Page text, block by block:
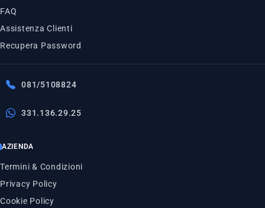
FAQ
Assistenza Clienti
Recupera Password
081/5108824
331.136.29.25
AZIENDA
Termini & Condizioni
Privacy Policy
Cookie Policy